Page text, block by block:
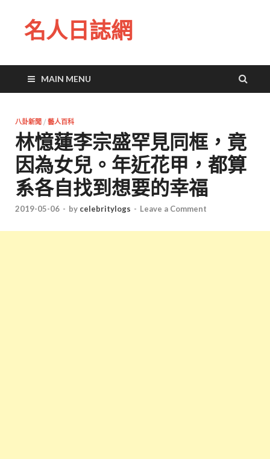
名人日誌網
MAIN MENU
八卦新聞 / 藝人百科
林憶蓮李宗盛罕見同框，竟
因為女兒。年近花甲，都算
系各自找到想要的幸福
2019-05-06 - by celebritylogs - Leave a Comment